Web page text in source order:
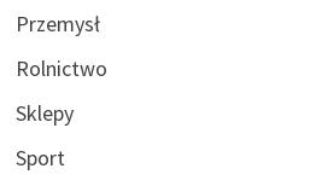
Przemysł
Rolnictwo
Sklepy
Sport